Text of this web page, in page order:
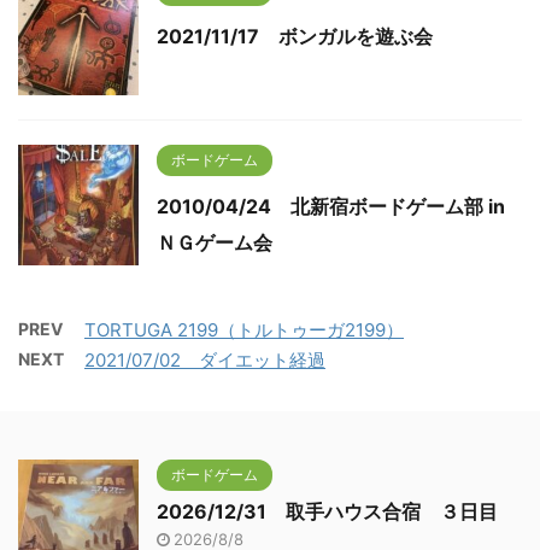
2021/11/17 ボンガルを遊ぶ会
ボードゲーム
2010/04/24 北新宿ボードゲーム部 in
ＮＧゲーム会
PREV TORTUGA 2199（トルトゥーガ2199）
NEXT 2021/07/02 ダイエット経過
ボードゲーム
2026/12/31 取手ハウス合宿 ３日目
2026/8/8